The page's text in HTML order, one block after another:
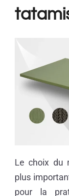
Le choix du
plus
pour la